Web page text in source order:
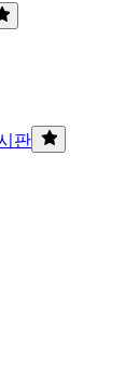
판